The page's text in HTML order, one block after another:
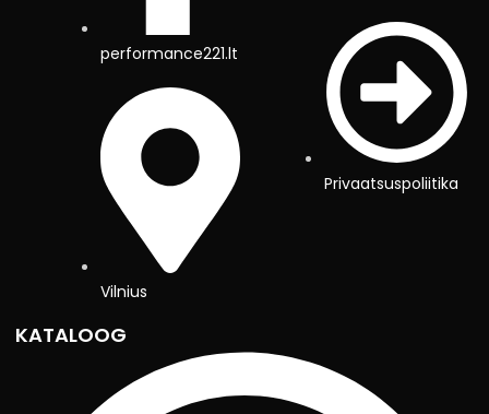
performance221.lt
Vilnius
Privaatsuspoliitika
KATALOOG